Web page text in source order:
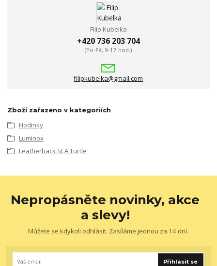
Filip Kubelka
+420 736 203 704
(Po-Pá, 9-17 hod.)
filipkubelka@gmail.com
Zboží zařazeno v kategoriích
Hodinky
Luminox
Leatherback SEA Turtle
Nepropásněte novinky, akce
a slevy!
Můžete se kdykoli odhlásit. Zasíláme jednou za 14 dní.
Přihlásit se